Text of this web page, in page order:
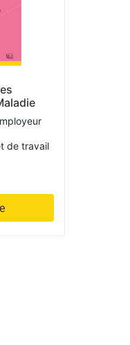
de travail